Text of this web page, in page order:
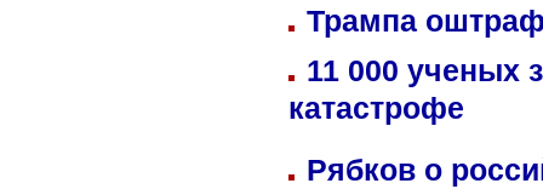
Трампа
11 000 ученых
катастрофе
Рябков о